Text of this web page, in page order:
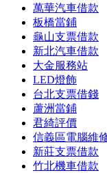
萬華汽車借款
板橋當鋪
龜山支票借款
新北汽車借款
大金服務站
LED燈飾
台北支票借錢
蘆洲當鋪
君綺評價
信義區電腦維
新莊支票借款
竹北機車借款